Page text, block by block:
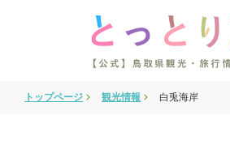
旅行会社・企業向け情報
トップページ 観光情報 白兎海岸